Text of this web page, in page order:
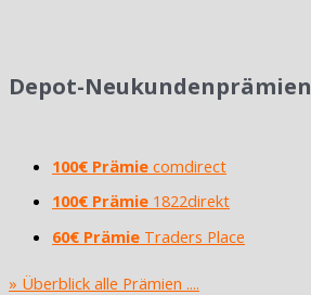
Depot-Neukundenprämien
100€ Prämie comdirect
100€ Prämie 1822direkt
60€ Prämie Traders Place
» Überblick alle Prämien ....